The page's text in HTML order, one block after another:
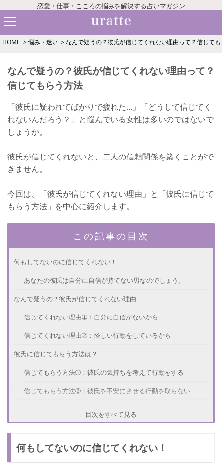
恋愛・仕事・こころの悩みを解決する占いマガジン
HOME 悩み・迷い なんで疑うの？彼氏が信じてくれない理由って？信じて
なんで疑うの？彼氏が信じてくれない理由って？
信じてもらう方法
「彼氏に疑われてばかりで疲れた...」「どうして信じてく
れないんだろう？」と悩んでいる女性は多いのではないで
しょうか。
彼氏が信じてくれないと、二人の信頼関係を築くことがで
きません。
今回は、「彼氏が信じてくれない理由」と「彼氏に信じて
もらう方法」を中心に紹介します。
この記事の目次
何もしてないのに信じてくれない！
あなたの彼氏は自分に自信が持てない男なのでしょう。
なんで疑うの？彼氏が信じてくれない理由
信じてくれない理由➀：自分に自信がないから
信じてくれない理由➁：怪しい行動をしているから
彼氏に信じてもらう方法は？
信じてもらう方法➀：彼氏の気持ちを考えて行動をする
信じてもらう方法➁：彼氏を不安にさせる行動を取らない
カップルの信頼関係を築く方法➁：きちんと愛情表現をする
大好きな彼氏が信じてくれないのは辛い！
目次をすべて見る
何もしてないのに信じてくれない！